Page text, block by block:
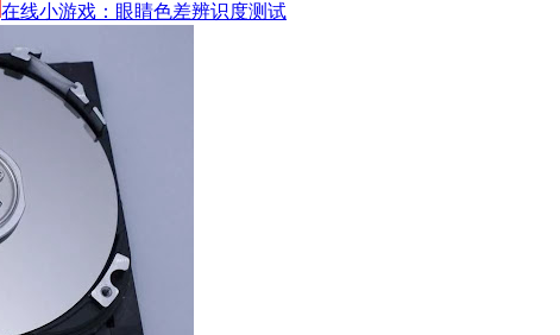
在线小游戏：眼睛色差辨识度测试